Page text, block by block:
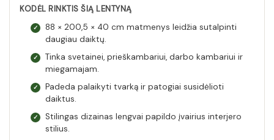
KODĖL RINKTIS ŠIĄ LENTYNĄ
✓
88 × 200,5 × 40 cm matmenys leidžia sutalpinti
daugiau daiktų.
✓
Tinka svetainei, prieškambariui, darbo kambariui ir
miegamajam.
✓
Padeda palaikyti tvarką ir patogiai susidėlioti
daiktus.
✓
Stilingas dizainas lengvai papildo įvairius interjero
stilius.